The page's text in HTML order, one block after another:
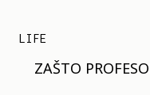
LIFE
ZAŠTO